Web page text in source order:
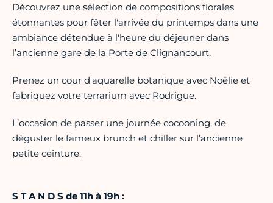
Découvrez une sélection de compositions florales
étonnantes pour fêter l'arrivée du printemps dans une
ambiance détendue à l'heure du déjeuner dans
l’ancienne gare de la Porte de Clignancourt.
Prenez un cour d'aquarelle botanique avec Noëlie et
fabriquez votre terrarium avec Rodrigue.
L’occasion de passer une journée cocooning, de
déguster le fameux brunch et chiller sur l’ancienne
petite ceinture.
S T A N D S de 11h à 19h :